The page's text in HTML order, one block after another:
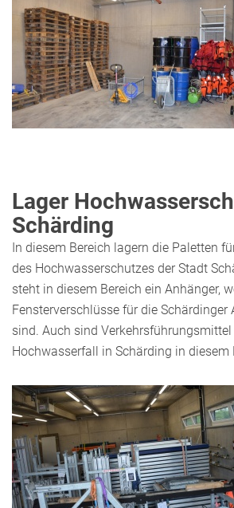
Lager
Schärding
In diesem Bereich lagern die Paletten
des Hochwasserschutzes der Stadt
steht in diesem Bereich ein Anhänger,
Fensterverschlüsse für die
sind. Auch sind Verkehrsführungsmittel
Hochwasserfall in Schärding in diesem